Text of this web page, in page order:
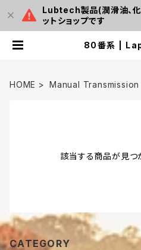
Lubtech製品(潤滑油、
ットショップです
80番系 |
HOME Manual Transmission
該当する商品が見つ
CATEGORY